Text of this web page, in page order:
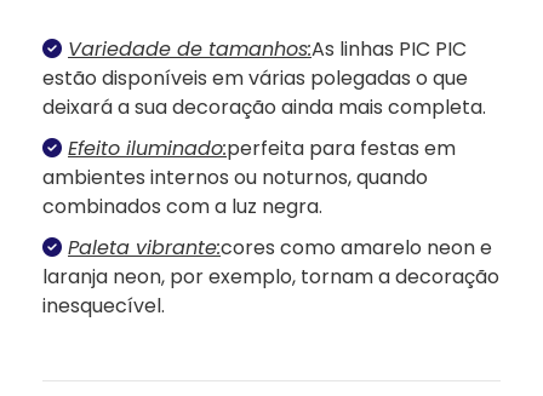
Variedade de tamanhos:As linhas PIC PIC
estão disponíveis em várias polegadas o que
deixará a sua decoração ainda mais completa.
Efeito iluminado:perfeita para festas em
ambientes internos ou noturnos, quando
combinados com a luz negra.
Paleta vibrante:cores como amarelo neon e
laranja neon, por exemplo, tornam a decoração
inesquecível.